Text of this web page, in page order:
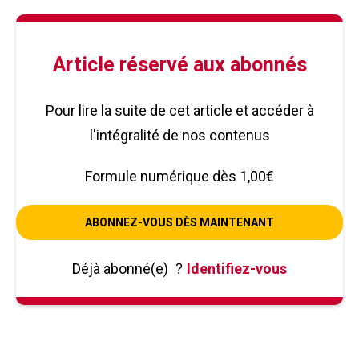
Article réservé aux abonnés
Pour lire la suite de cet article et accéder à
l'intégralité de nos contenus
Formule numérique dès 1,00€
ABONNEZ-VOUS DÈS MAINTENANT
Déjà abonné(e) ? Identifiez-vous